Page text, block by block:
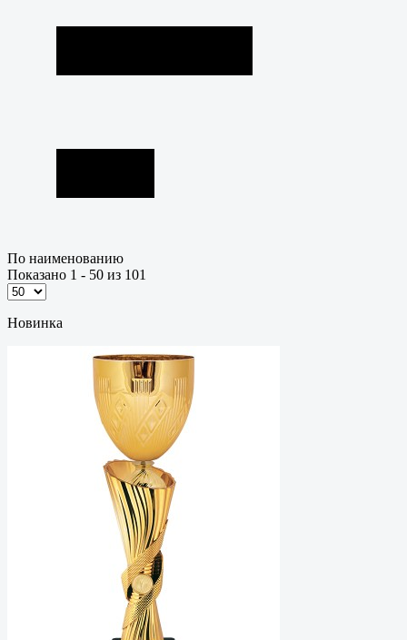
По наименованию
Показано 1 - 50 из 101
Новинка